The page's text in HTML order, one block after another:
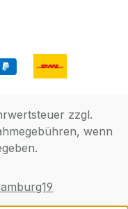
zzgl.
wenn